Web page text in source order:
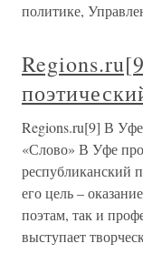
политике,
Regions.ru[9] В
«Слово» В Уфе
республиканский
его цель –
поэтам, так и
выступает